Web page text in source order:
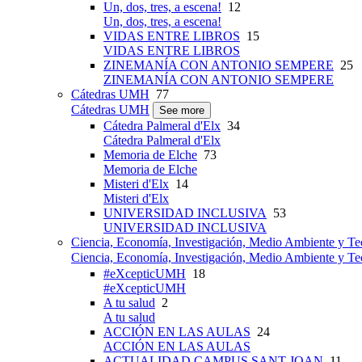
Un, dos, tres, a escena! 12
Un, dos, tres, a escena!
VIDAS ENTRE LIBROS 15
VIDAS ENTRE LIBROS
ZINEMANÍA CON ANTONIO SEMPERE 25
ZINEMANÍA CON ANTONIO SEMPERE
Cátedras UMH 77
Cátedras UMH
See more
Cátedra Palmeral d'Elx 34
Cátedra Palmeral d'Elx
Memoria de Elche 73
Memoria de Elche
Misteri d'Elx 14
Misteri d'Elx
UNIVERSIDAD INCLUSIVA 53
UNIVERSIDAD INCLUSIVA
Ciencia, Economía, Investigación, Medio Ambiente y
Ciencia, Economía, Investigación, Medio Ambiente y
#eXcepticUMH 18
#eXcepticUMH
A tu salud 2
A tu salud
ACCIÓN EN LAS AULAS 24
ACCIÓN EN LAS AULAS